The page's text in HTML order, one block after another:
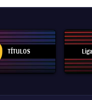
La Liga
TÍTULOS